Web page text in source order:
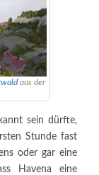
aus der
sein dürfte,
Stunde fast
oder gar eine
Havena eine